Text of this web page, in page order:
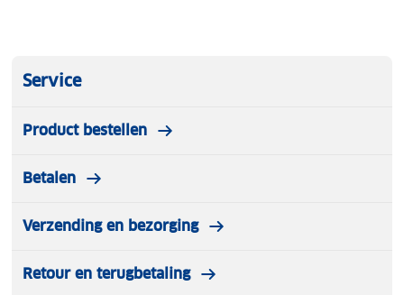
Service
Product bestellen
Betalen
Verzending en bezorging
Retour en terugbetaling